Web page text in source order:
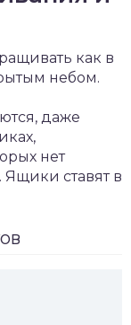
как в
небом.
даже
нет
Ящики ставят в